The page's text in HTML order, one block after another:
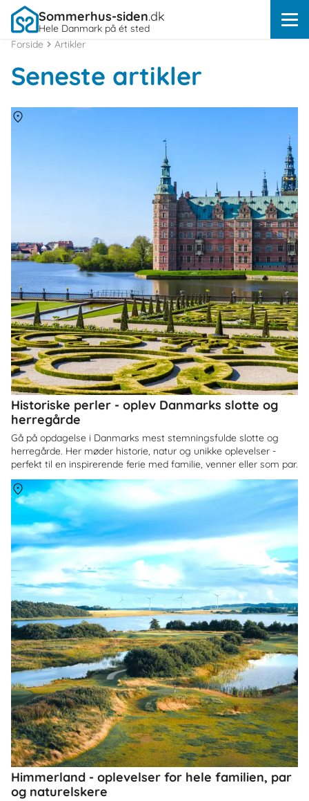
Sommerhus-siden.dk
Hele Danmark på ét sted
Forside
Artikler
Seneste artikler
Historiske perler - oplev Danmarks slotte og
herregårde
Gå på opdagelse i Danmarks mest stemningsfulde slotte og
herregårde. Her møder historie, natur og unikke oplevelser -
perfekt til en inspirerende ferie med familie, venner eller som par.
Himmerland - oplevelser for hele familien, par
og naturelskere
Om Himmerland